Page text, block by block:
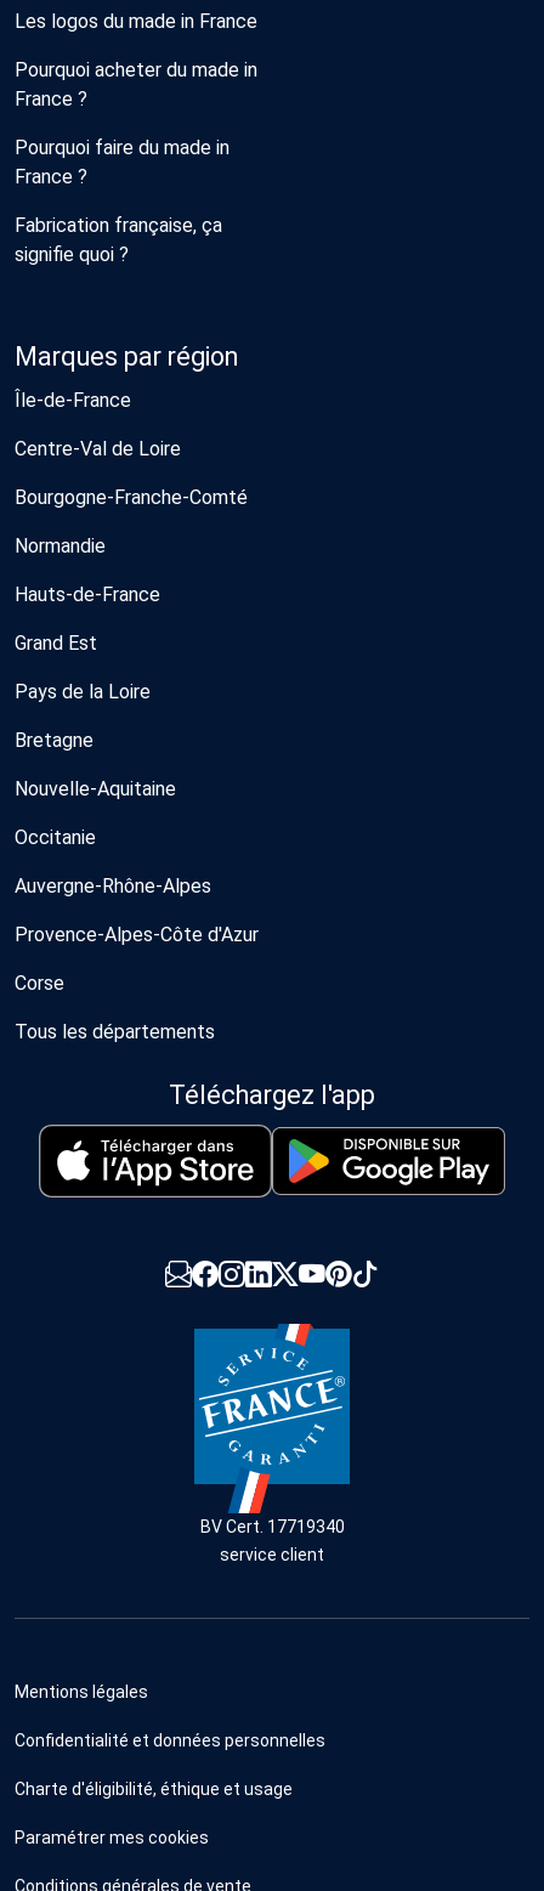
Les logos du made in France
Pourquoi acheter du made in
France ?
Pourquoi faire du made in
France ?
Fabrication française, ça
signifie quoi ?
Marques par région
Île-de-France
Centre-Val de Loire
Bourgogne-Franche-Comté
Normandie
Hauts-de-France
Grand Est
Pays de la Loire
Bretagne
Nouvelle-Aquitaine
Occitanie
Auvergne-Rhône-Alpes
Provence-Alpes-Côte d'Azur
Corse
Tous les départements
Téléchargez l'app
BV Cert. 17719340
service client
Mentions légales
Confidentialité et données personnelles
Charte d'éligibilité, éthique et usage
Paramétrer mes cookies
Conditions générales de vente